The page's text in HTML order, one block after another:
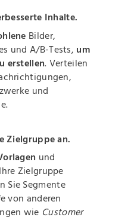
Inhalte.
Bilder,
und A/B-Tests, um
erstellen. Verteilen
und
Zielgruppe an.
und
Zielgruppe
Sie Segmente
von anderen
wie Customer